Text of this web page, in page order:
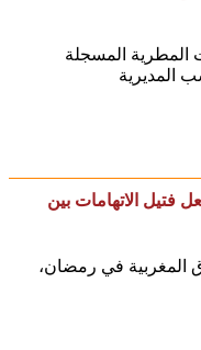
المسجلة
فتيل الاتهامات بين
المغربية في رمضان،